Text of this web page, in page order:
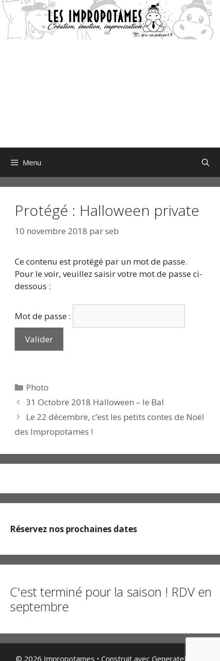
Aller
au
contenu
Menu
Protégé : Halloween private
10 novembre 2018 parseb
Ce contenu est protégé par un mot de passe.
Pour le voir, veuillez saisir votre mot de passe ci-
dessous :
Mot de passe :
Catégories
Photo
31 Octobre 2018 Halloween – le Bal
Le 22 décembre, c’est les petits contes de Noël
des Impropotames !
Réservez nos prochaines dates
C'est terminé pour la saison ! RDV en
septembre
© 2026 Impropotames • Construit avec GeneratePress